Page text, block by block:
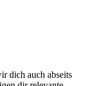
dich auch abseits